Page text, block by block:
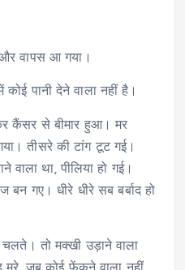
वापस आ गया।
पानी देने वाला नहीं है।
कैंसर से बीमार हुआ। मर
तीसरे की टांग टूट गई।
था, पीलिया हो गई।
गए। धीरे धीरे सब बर्बाद हो
तो मक्खी उड़ाने वाला